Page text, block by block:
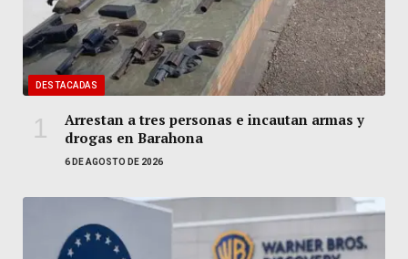
DESTACADAS
Arrestan a tres personas e incautan armas y
drogas en Barahona
6 DE AGOSTO DE 2026